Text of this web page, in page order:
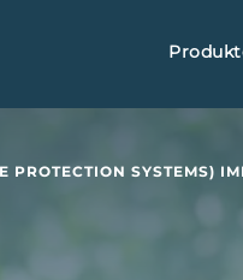
PROTECTION SYSTEMS)